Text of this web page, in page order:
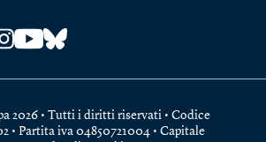
2026 • Tutti i diritti riservati • Codice
• Partita iva 04850721004 • Capitale